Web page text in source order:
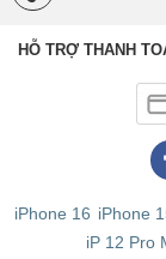
HỖ TRỢ THANH
iPhone 16 iPhone
iP 12 Pro